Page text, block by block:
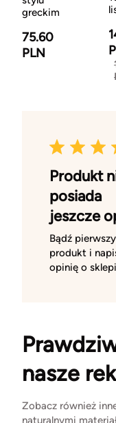
greckim
75.60
PLN
Produkt
posiada
jeszcze
Bądź
produkt i
opinię o
nasze
Zobacz również
naturalnymi